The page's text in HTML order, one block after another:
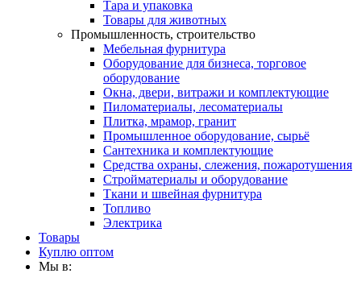
Тара и упаковка
Товары для животных
Промышленность, строительство
Мебельная фурнитура
Оборудование для бизнеса, торговое
оборудование
Окна, двери, витражи и комплектующие
Пиломатериалы, лесоматериалы
Плитка, мрамор, гранит
Промышленное оборудование, сырьё
Сантехника и комплектующие
Средства охраны, слежения, пожаротушения
Стройматериалы и оборудование
Ткани и швейная фурнитура
Топливо
Электрика
Товары
Куплю оптом
Мы в: